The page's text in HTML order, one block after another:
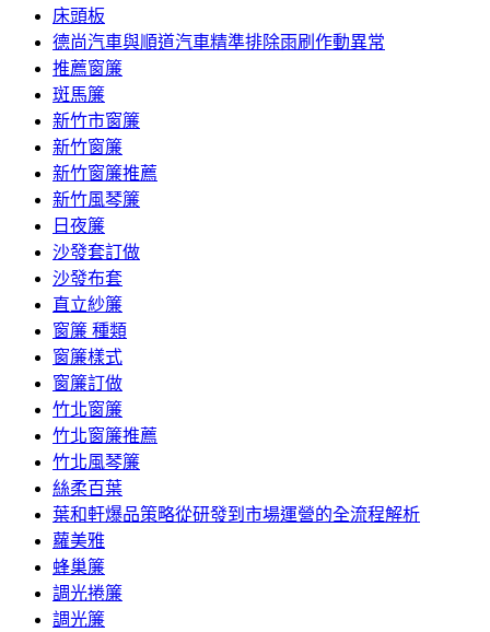
床頭板
德尚汽車與順道汽車精準排除雨刷作動異常
推薦窗簾
斑馬簾
新竹市窗簾
新竹窗簾
新竹窗簾推薦
新竹風琴簾
日夜簾
沙發套訂做
沙發布套
直立紗簾
窗簾 種類
窗簾樣式
窗簾訂做
竹北窗簾
竹北窗簾推薦
竹北風琴簾
絲柔百葉
葉和軒爆品策略從研發到市場運營的全流程解析
蘿美雅
蜂巢簾
調光捲簾
調光簾